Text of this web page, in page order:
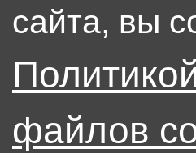
сайта, вы
файлов